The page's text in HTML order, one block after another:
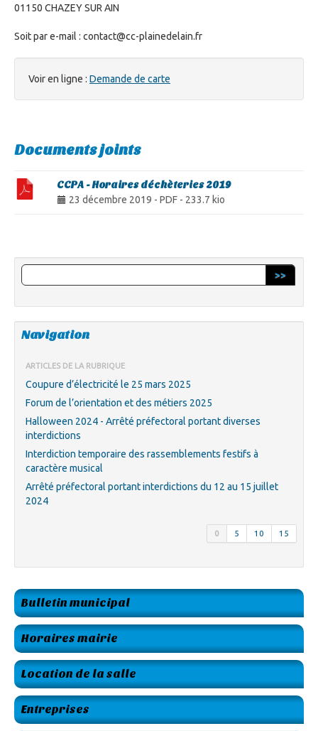
01150 CHAZEY SUR AIN
Soit par e-mail : contact@cc-plainedelain.fr
Voir en ligne : Demande de carte
Documents joints
CCPA - Horaires déchèteries 2019
23 décembre 2019 - PDF - 233.7 kio
>>
Navigation
ARTICLES DE LA RUBRIQUE
Coupure d’électricité le 25 mars 2025
Forum de l’orientation et des métiers 2025
Halloween 2024 - Arrêté préfectoral portant diverses
interdictions
Interdiction temporaire des rassemblements festifs à
caractère musical
Arrêté préfectoral portant interdictions du 12 au 15 juillet
2024
0 5 10 15
Bulletin municipal
Horaires mairie
Location de la salle
Entreprises